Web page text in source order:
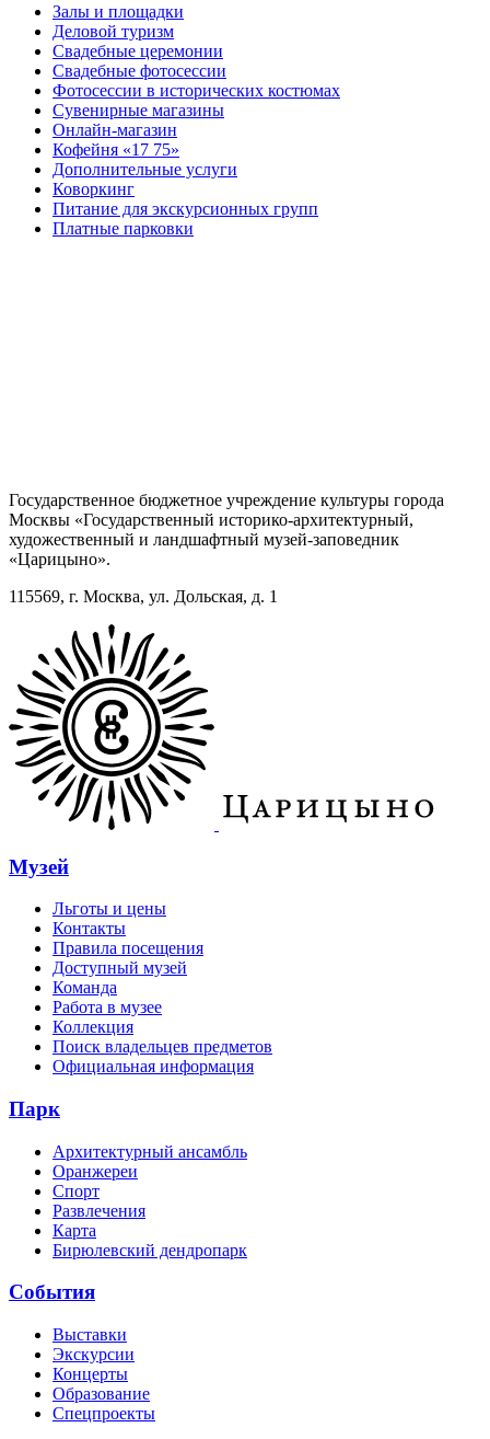
Залы и площадки
Деловой туризм
Свадебные церемонии
Свадебные фотосессии
Фотосессии в исторических костюмах
Сувенирные магазины
Онлайн-магазин
Кофейня «17 75»
Дополнительные услуги
Коворкинг
Питание для экскурсионных групп
Платные парковки
Государственное бюджетное учреждение культуры города
Москвы «Государственный историко-архитектурный,
художественный и ландшафтный музей-заповедник
«Царицыно».
115569, г. Москва, ул. Дольская, д. 1
Музей
Льготы и цены
Контакты
Правила посещения
Доступный музей
Команда
Работа в музее
Коллекция
Поиск владельцев предметов
Официальная информация
Парк
Архитектурный ансамбль
Оранжереи
Спорт
Развлечения
Карта
Бирюлевский дендропарк
События
Выставки
Экскурсии
Концерты
Образование
Спецпроекты